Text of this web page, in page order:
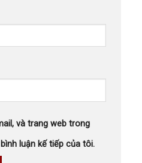
và trang web trong
luận kế tiếp của tôi.